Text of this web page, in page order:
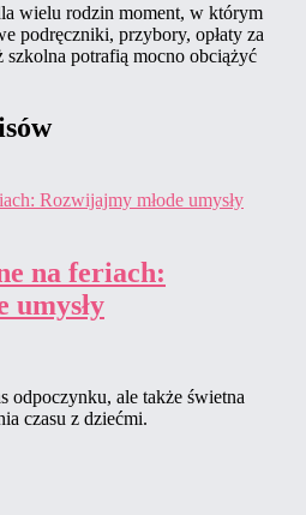
wielu rodzin moment, w którym
podręczniki, przybory, opłaty za
szkolna potrafią mocno obciążyć
na feriach:
umysły
odpoczynku, ale także świetna
czasu z dziećmi.